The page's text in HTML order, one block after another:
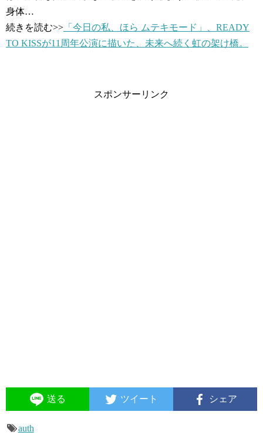
身体…
続きを読む>> 「今日の私、ほら ムテキモード」、READY
TO KISSが11周年公演に描いた、未来へ続く虹の架け橋。
スポンサーリンク
送る ツイート シェア
auth